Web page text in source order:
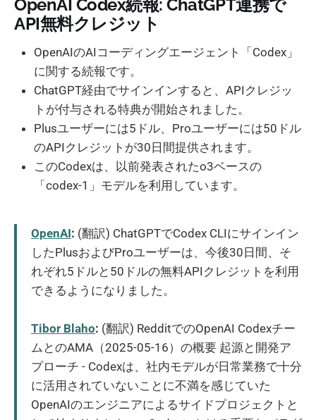
OpenAI Codex続報: ChatGPT連携で
API無料クレジット
OpenAIのAIコーディングエージェント「Codex」
に関する続報です。
ChatGPT経由でサインインすると、APIクレジッ
トが付与される特典が開始されました。
Plusユーザーには5ドル、Proユーザーには50ドル
のAPIクレジットが30日間提供されます。
このCodexは、以前発表されたo3ベースの
「codex-1」モデルを利用しています。
OpenAI: (翻訳) ChatGPTでCodex CLIにサインイン
したPlusおよびProユーザーは、今後30日間、そ
れぞれ5ドルと50ドルの無料APIクレジットを利用
できるようになりました。
Tibor Blaho: (翻訳) RedditでのOpenAI Codexチー
ムとのAMA（2025-05-16）の概要 起源と開発ア
プローチ - Codexは、社内モデルが日常業務で十分
に活用されていないことに不満を感じていた
OpenAIのエンジニアによるサイドプロジェクトと